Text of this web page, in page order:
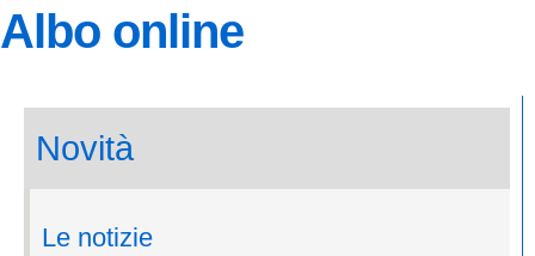
albo online
novità
Le notizie